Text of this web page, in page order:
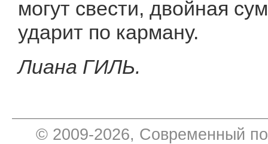
могут свести, двойная
ударит по карману.
Лиана ГИЛЬ.
© 2009-2026, Современный